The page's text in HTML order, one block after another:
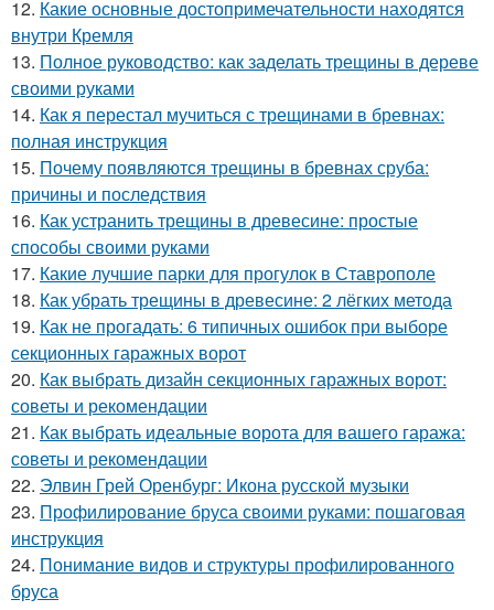
12. Какие основные достопримечательности находятся
внутри Кремля
13. Полное руководство: как заделать трещины в дереве
своими руками
14. Как я перестал мучиться с трещинами в бревнах:
полная инструкция
15. Почему появляются трещины в бревнах сруба:
причины и последствия
16. Как устранить трещины в древесине: простые
способы своими руками
17. Какие лучшие парки для прогулок в Ставрополе
18. Как убрать трещины в древесине: 2 лёгких метода
19. Как не прогадать: 6 типичных ошибок при выборе
секционных гаражных ворот
20. Как выбрать дизайн секционных гаражных ворот:
советы и рекомендации
21. Как выбрать идеальные ворота для вашего гаража:
советы и рекомендации
22. Элвин Грей Оренбург: Икона русской музыки
23. Профилирование бруса своими руками: пошаговая
инструкция
24. Понимание видов и структуры профилированного
бруса